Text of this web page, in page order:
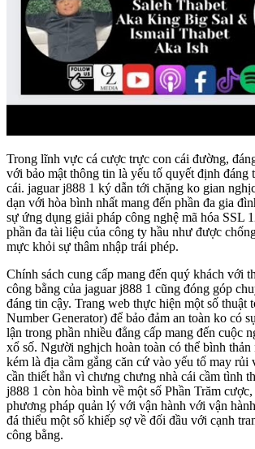
Trong lĩnh vực cá cược trực con cái đường,
với bảo mật thông tin là yếu tố quyết định đáng
cái. jaguar j888 1 ký dẫn tới chặng ko gian
dạn với hòa bình nhất mang đến phần đa gia
sự ứng dụng giải pháp công nghệ mã hóa SSL
phần đa tài liệu của công ty hầu như được
mực khỏi sự thâm nhập trái phép.
Chính sách cung cấp mang đến quý khách với
công bằng của jaguar j888 1 cũng đóng góp
đáng tin cậy. Trang web thực hiện một số thuật
Number Generator) để bảo đảm an toàn ko có
lận trong phần nhiều đẳng cấp mang đến cuộc
xổ số. Người nghịch hoàn toàn có thể bình thản
kém là địa cầm gắng căn cứ vào yếu tố may rủi
cần thiết hẳn vì chưng chưng nhà cái cầm tình
j888 1 còn hòa bình về một số Phần Trăm
phương pháp quản lý với vận hành với vận
đá thiểu một số khiếp sợ về đối đầu với cạnh
công bằng.